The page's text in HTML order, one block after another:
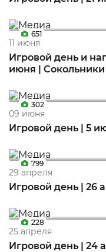
651
11 июня
Игровой день и
июня | Сокольники
302
09 июня
Игровой день | 5
799
29 апреля
Игровой день | 26
228
25 апреля
Игровой день | 24